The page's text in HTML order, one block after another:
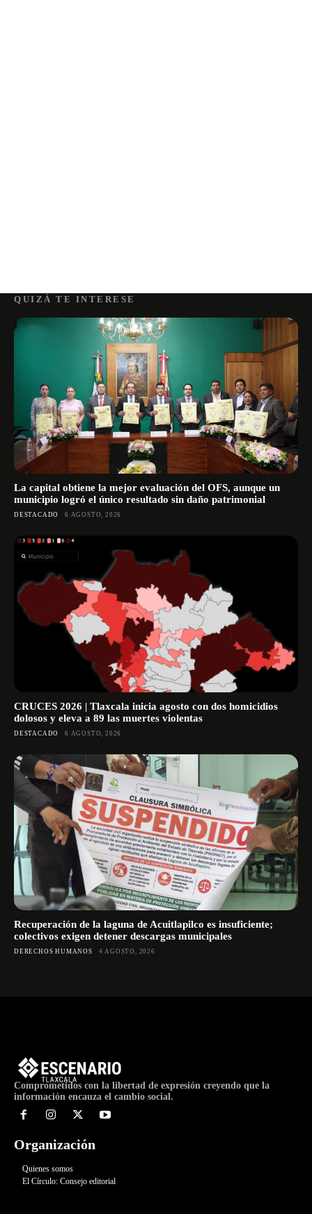
QUIZÁ TE INTERESE
La capital obtiene la mejor evaluación del OFS, aunque un
municipio logró el único resultado sin daño patrimonial
DESTACADO 6 AGOSTO, 2026
CRUCES 2026 | Tlaxcala inicia agosto con dos homicidios
dolosos y eleva a 89 las muertes violentas
DESTACADO 6 AGOSTO, 2026
Recuperación de la laguna de Acuitlapilco es insuficiente;
colectivos exigen detener descargas municipales
DERECHOS HUMANOS 4 AGOSTO, 2026
Comprometidos con la libertad de expresión creyendo que la
información encauza el cambio social.
Organización
Quienes somos
El Círculo: Consejo editorial